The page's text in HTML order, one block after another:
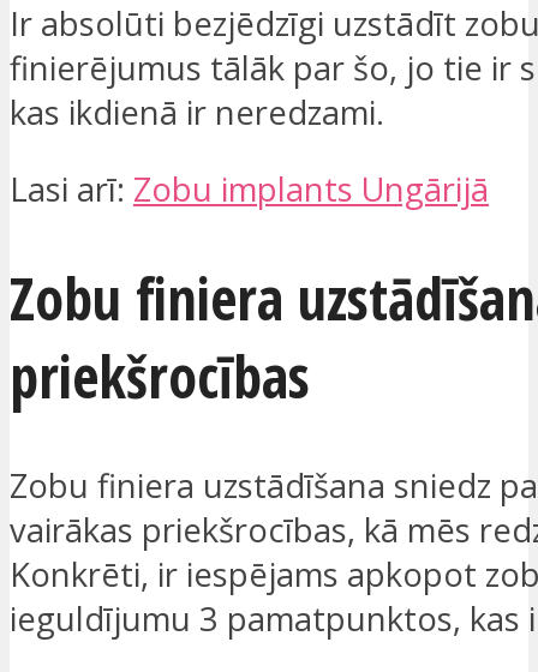
Ir absolūti bezjēdzīgi uzstādīt
finierējumus tālāk par šo, jo tie ir
kas ikdienā ir neredzami.
Lasi arī: Zobu implants Ungārijā
Zobu finiera
priekšrocības
Zobu finiera uzstādīšana sniedz
vairākas priekšrocības, kā mēs
Konkrēti, ir iespējams apkopot
ieguldījumu 3 pamatpunktos, kas